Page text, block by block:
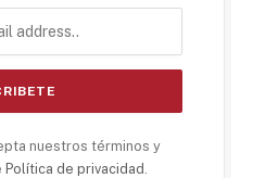
nuestros términos y
Política de privacidad